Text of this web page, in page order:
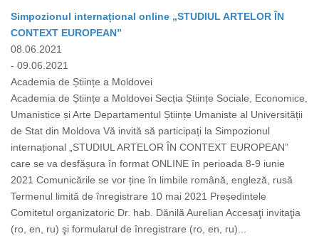
Simpozionul internațional online „STUDIUL ARTELOR ÎN
CONTEXT EUROPEAN”
08.06.2021
- 09.06.2021
Academia de Științe a Moldovei
Academia de Științe a Moldovei Secția Științe Sociale, Economice,
Umanistice și Arte Departamentul Științe Umaniste al Universității
de Stat din Moldova Vă invită să participați la Simpozionul
internațional „STUDIUL ARTELOR ÎN CONTEXT EUROPEAN”
care se va desfășura în format ONLINE în perioada 8-9 iunie
2021 Comunicările se vor ține în limbile română, engleză, rusă
Termenul limită de înregistrare 10 mai 2021 Președintele
Comitetul organizatoric Dr. hab. Dănilă Aurelian Accesaţi invitaţia
(ro, en, ru) şi formularul de înregistrare (ro, en, ru)...